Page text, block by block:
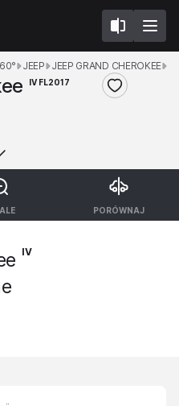
PORÓWNAJ
JEEP
JEEP GRAND CHEROKEE
IV FL2017
IV